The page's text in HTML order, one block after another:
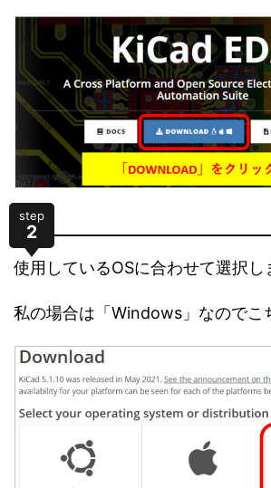
step
2
使用しているOSに合わせて選択し
私の場合は「Windows」なのでこ